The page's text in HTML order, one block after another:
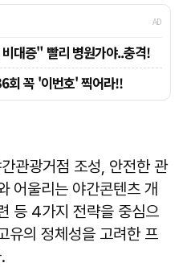
관광거점 조성, 안전한 관
어울리는 야간콘텐츠 개
등 4가지 전략을 중심으
유의 정체성을 고려한 프